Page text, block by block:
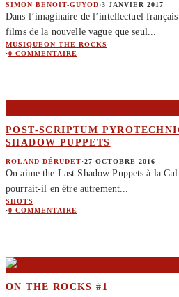
SIMON BENOIT-GUYOD·3 JANVIER 2017
Dans l’imaginaire de l’intellectuel
films de la nouvelle vague que seul...
MUSIQUEON THE ROCKS
·0 COMMENTAIRE
POST-SCRIPTUM
SHADOW PUPPETS
ROLAND DÉRUDET·27 OCTOBRE 2016
On aime the Last Shadow Puppets à la
pourrait-il en être autrement...
SHOTS
·0 COMMENTAIRE
ON THE ROCKS #1